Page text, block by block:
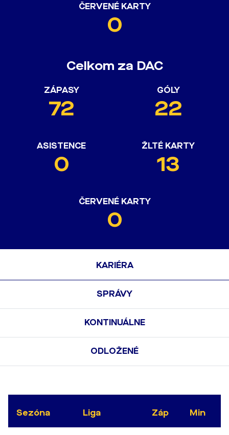
ČERVENÉ KARTY
0
Celkom za DAC
ZÁPASY
72
GÓLY
22
ASISTENCE
0
ŽLTÉ KARTY
13
ČERVENÉ KARTY
0
KARIÉRA
SPRÁVY
KONTINUÁLNE
ODLOŽENÉ
Sezóna Liga Záp Min